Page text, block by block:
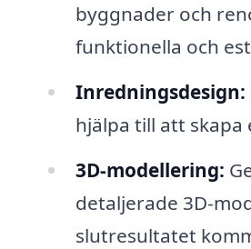
byggnader och
funktionella och
Inredningsdesign:
hjälpa till att
3D-modellering:
detaljerade 3D-
slutresultatet